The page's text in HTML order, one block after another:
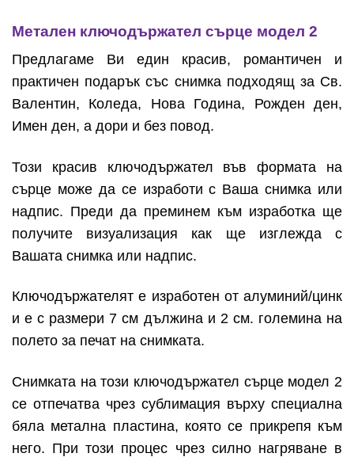
Метален ключодържател сърце модел 2
Предлагаме Ви един красив, романтичен и
практичен подарък със снимка подходящ за Св.
Валентин, Коледа, Нова Година, Рожден ден,
Имен ден, а дори и без повод.
Този красив ключодържател във формата на
сърце може да се изработи с Ваша снимка или
надпис. Преди да преминем към изработка ще
получите визуализация как ще изглежда с
Вашата снимка или надпис.
Ключодържателят е изработен от алуминий/цинк
и е с размери 7 см дължина и 2 см. големина на
полето за печат на снимката.
Снимката на този ключодържател сърце модел 2
се отпечатва чрез сублимация върху специална
бяла метална пластина, която се прикрепя към
него. При този процес чрез силно нагряване в